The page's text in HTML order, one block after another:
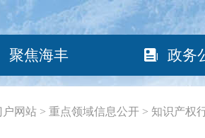
聚焦海丰 政务
户网站 > 重点领域信息公开 > 知识产权